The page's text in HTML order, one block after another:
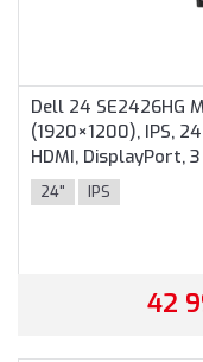
Dell 24 SE2426HG
(1920×1200), IPS,
HDMI, DisplayPort,
24" IPS
42